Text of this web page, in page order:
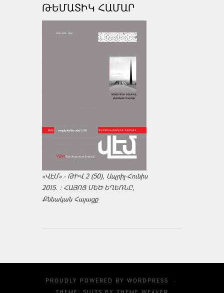
ԹԵՄԱՏԻԿ ՀԱՄԱՐ
«ՎԷՄ» - ԹԻՎ 2 (50), Ապրիլ-Հունիս
2015. : ՀԱՅՈՑ ՄԵԾ ԵՂԵՌՆԸ,
Քննական Հայացք
PROUDLY POWERED BY WORDPRESS
·